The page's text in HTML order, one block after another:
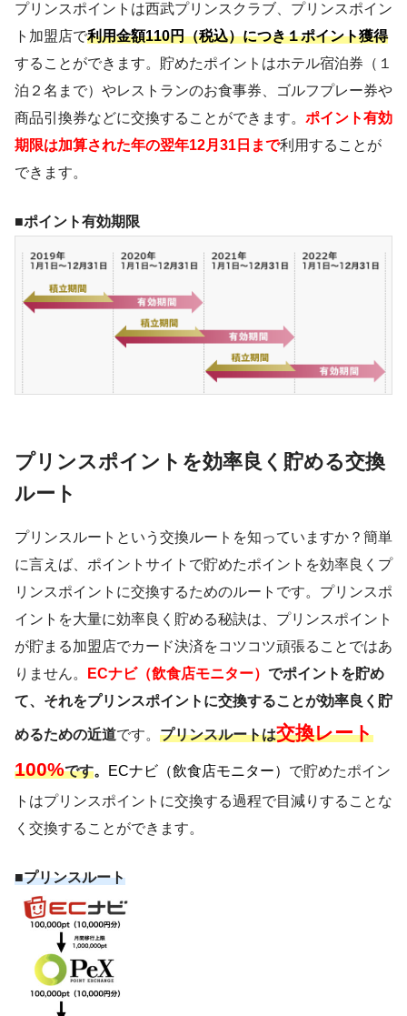
プリンスポイントは西武プリンスクラブ、プリンスポイン
ト加盟店で利用金額110円（税込）につき１ポイント獲得
することができます。貯めたポイントはホテル宿泊券（１
泊２名まで）やレストランのお食事券、ゴルフプレー券や
商品引換券などに交換することができます。 ポイント有効
期限は加算された年の翌年12月31日まで利用することが
できます。
■ポイント有効期限
プリンスポイントを効率良く貯める交換
ルート
プリンスルートという交換ルートを知っていますか？簡単
に言えば、ポイントサイトで貯めたポイントを効率良くプ
リンスポイントに交換するためのルートです。プリンスポ
イントを大量に効率良く貯める秘訣は、プリンスポイント
が貯まる加盟店でカード決済をコツコツ頑張ることではあ
りません。
ECナビ（飲食店モニター） でポイントを貯め
て、それをプリンスポイントに交換することが効率良く貯
めるための近道です。 プリンスルートは交換レート
100%です。 ECナビ（飲食店モニター） で貯めたポイン
トはプリンスポイントに交換する過程で目減りすることな
く交換することができます。
■プリンスルート